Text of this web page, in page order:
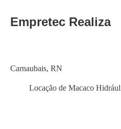
Empretec Realiza
Locação de Macaco
Category
Carnaubais, RN